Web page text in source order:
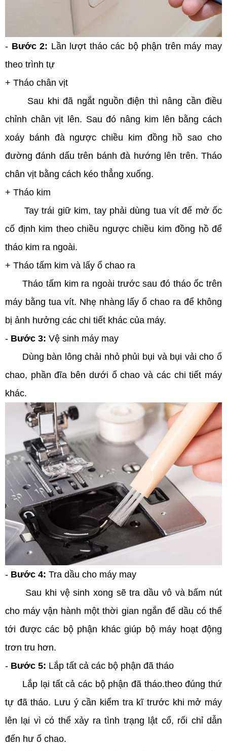
- Bước 2: Lần lượt tháo các bộ phận trên máy may
theo trình tự
+ Tháo chân vịt
Sau khi đã ngắt nguồn điện thì nâng cần điều
chỉnh chân vịt lên. Sau đó nâng kim lên bằng cách
xoáy bánh đà ngược chiều kim đồng hồ sao cho
đường đánh dấu trên bánh đà hướng lên trên. Tháo
chân vịt bằng cách kéo thẳng xuống.
+ Tháo kim
Tay trái giữ kim, tay phải dùng tua vít để mở ốc
cố định kim theo chiều ngược chiều kim đồng hồ để
tháo kim ra ngoài.
+ Tháo tấm kim và lấy ổ chao ra
Tháo tấm kim ra ngoài trước sau đó tháo ốc trên
máy bằng tua vít. Nhẹ nhàng lấy ổ chao ra để không
bị ảnh hưởng các chi tiết khác của máy.
- Bước 3: Vệ sinh máy may
Dùng bàn lông chải nhỏ phủi bụi và bụi vải cho ổ
chao, phần đĩa bên dưới ổ chao và các chi tiết máy
khác.
- Bước 4: Tra dầu cho máy may
Sau khi vệ sinh xong sẽ tra dầu vô và bấm nút
cho máy vận hành một thời gian ngắn để dầu có thể
tới được các bộ phận khác giúp bộ máy hoạt động
trơn tru hơn.
- Bước 5: Lắp tất cả các bộ phận đã tháo
Lắp lại tất cả các bộ phận đã tháo.theo đúng thứ
tự đã tháo. Lưu ý cần kiểm tra kĩ trước khi mở máy
lên lại vì có thể xảy ra tình trạng lật cổ, rối chỉ dẫn
đến hư ổ chao.